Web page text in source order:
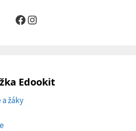
Facebook
Instagram
Edookit
žáky